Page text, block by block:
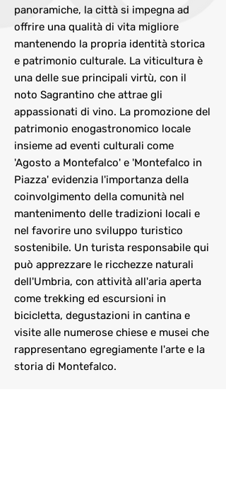
panoramiche, la città si impegna ad
offrire una qualità di vita migliore
mantenendo la propria identità storica
e patrimonio culturale. La viticultura è
una delle sue principali virtù, con il
noto Sagrantino che attrae gli
appassionati di vino. La promozione del
patrimonio enogastronomico locale
insieme ad eventi culturali come
'Agosto a Montefalco' e 'Montefalco in
Piazza' evidenzia l'importanza della
coinvolgimento della comunità nel
mantenimento delle tradizioni locali e
nel favorire uno sviluppo turistico
sostenibile. Un turista responsabile qui
può apprezzare le ricchezze naturali
dell'Umbria, con attività all'aria aperta
come trekking ed escursioni in
bicicletta, degustazioni in cantina e
visite alle numerose chiese e musei che
rappresentano egregiamente l'arte e la
storia di Montefalco.